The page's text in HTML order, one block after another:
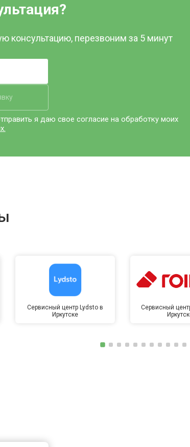
консультацию, перезвоним за 5 минут
я даю свое согласие на обработку моих
Сервисный центр Lydsto в
Иркутске
Сервисный